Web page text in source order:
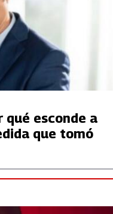
qué esconde a
que tomó